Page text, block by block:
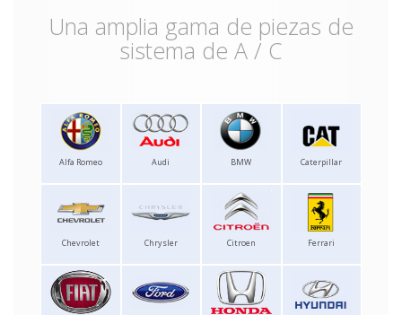
Una amplia gama de piezas de
sistema de A / C
Alfa Romeo Audi BMW Caterpillar
Chevrolet Chrysler Citroen Ferrari